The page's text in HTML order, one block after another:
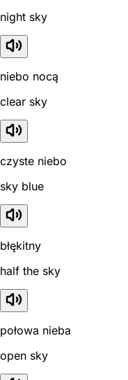
night sky
niebo nocą
clear sky
czyste niebo
sky blue
błękitny
half the sky
połowa nieba
open sky